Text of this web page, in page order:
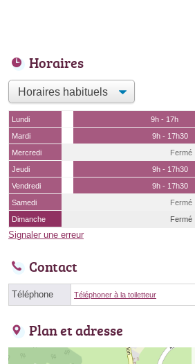
Horaires
Lundi
9h - 17h
Mardi
9h - 17h30
Mercredi
Fermé
Jeudi
9h - 17h30
Vendredi
9h - 17h30
Samedi
Fermé
Dimanche
Fermé
Signaler une erreur
Contact
Téléphone Téléphoner à la toiletteur
Plan et adresse